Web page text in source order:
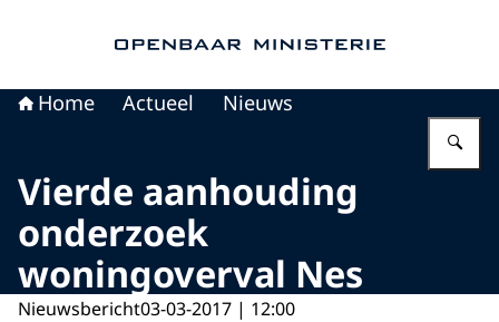
Home Actueel Nieuws
Vierde aanhouding
onderzoek
woningoverval Nes
Nieuwsbericht03-03-2017 | 12:00